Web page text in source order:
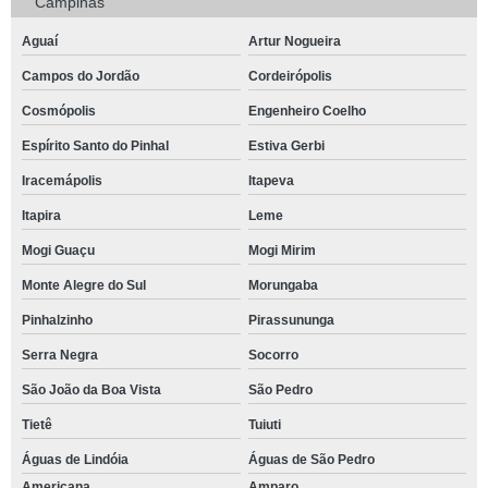
tenda para festa de aniversário locação Praia do Félix
tenda para festa 10x10 cotar Araraquara
tenda de lona para festa locação Bauru
tenda grande para festa cotar Região Metropolitana de Campinas
alugar tenda para festa preço Cosmópolis
onde encontrar tenda de lona para festa Taubaté
tenda para festa de aniversário Araras
tenda grande para festa Betel
empresa de tenda grande para festa Pedreira
tenda para festa Itapeva
Aguaí Artur Nogueira
Campos do Jordão Cordeirópolis
Cosmópolis Engenheiro Coelho
Espírito Santo do Pinhal Estiva Gerbi
Iracemápolis Itapeva
Itapira Leme
Mogi Guaçu Mogi Mirim
Monte Alegre do Sul Morungaba
Pinhalzinho Pirassununga
Serra Negra Socorro
São João da Boa Vista São Pedro
Tietê Tuiuti
Águas de Lindóia
Águas de São Pedro